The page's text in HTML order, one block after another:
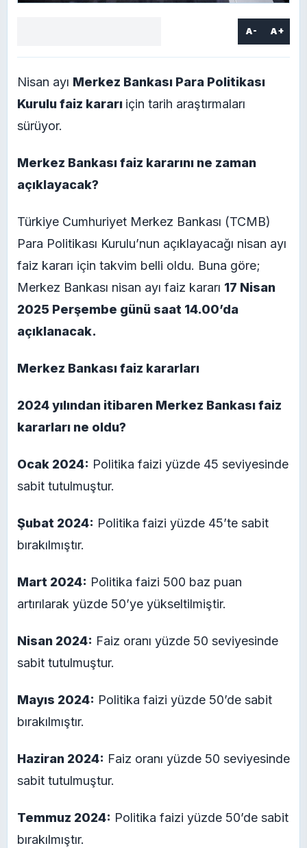
A- A+
Nisan ayı Merkez Bankası Para Politikası
Kurulu faiz kararı için tarih araştırmaları
sürüyor.
Merkez Bankası faiz kararını ne zaman
açıklayacak?
Türkiye Cumhuriyet Merkez Bankası (TCMB)
Para Politikası Kurulu’nun açıklayacağı nisan ayı
faiz kararı için takvim belli oldu. Buna göre;
Merkez Bankası nisan ayı faiz kararı 17 Nisan
2025 Perşembe günü saat 14.00’da
açıklanacak.
Merkez Bankası faiz kararları
2024 yılından itibaren Merkez Bankası faiz
kararları ne oldu?
Ocak 2024: Politika faizi yüzde 45 seviyesinde
sabit tutulmuştur.
Şubat 2024: Politika faizi yüzde 45’te sabit
bırakılmıştır.
Mart 2024: Politika faizi 500 baz puan
artırılarak yüzde 50’ye yükseltilmiştir.
Nisan 2024: Faiz oranı yüzde 50 seviyesinde
sabit tutulmuştur.
Mayıs 2024: Politika faizi yüzde 50’de sabit
bırakılmıştır.
Haziran 2024: Faiz oranı yüzde 50 seviyesinde
sabit tutulmuştur.
Temmuz 2024: Politika faizi yüzde 50’de sabit
bırakılmıştır.